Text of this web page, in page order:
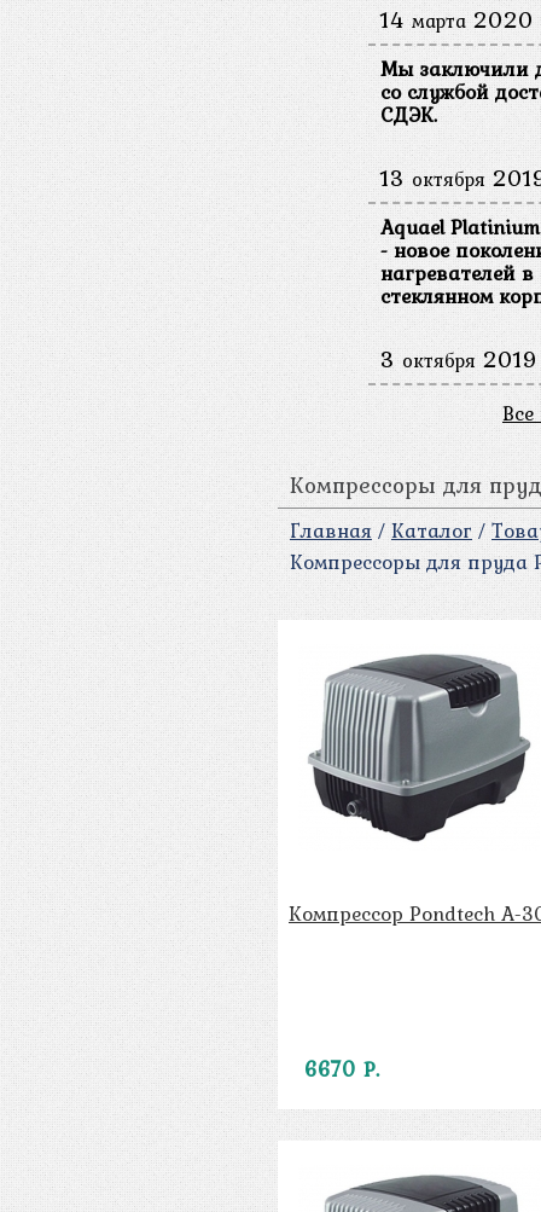
14марта2020
Мы заключили
со службой
СДЭК.
13 октября
Aquael
- новое
нагревателей в
стеклянном
3октября 2019
Компрессоры для
Главная/Каталог/
Компрессоры для пруда
Компрессор Pondtech A-
6670 Р.